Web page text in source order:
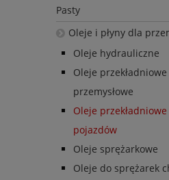
Pasty
Oleje i płyny dla
Oleje hydrauliczne
Oleje
przemysłowe
Oleje
pojazdów
Oleje sprężarkowe
Oleje do sprężarek